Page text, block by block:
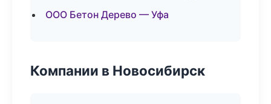
ООО Бетон Дерево — Уфа
Компании в Новосибирск